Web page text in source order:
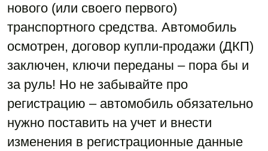
нового (или своего первого)
транспортного средства. Автомобиль
осмотрен, договор купли-продажи (ДКП)
заключен, ключи переданы – пора бы и
за руль! Но не забывайте про
регистрацию – автомобиль обязательно
нужно поставить на учет и внести
изменения в регистрационные данные